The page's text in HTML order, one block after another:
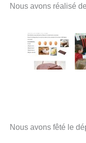
Nous avons réalisé
Nous avons fêté le